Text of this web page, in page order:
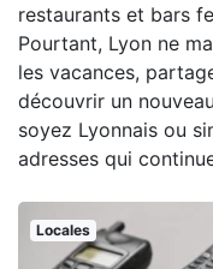
restaurants et bars
Pourtant, Lyon ne
les vacances,
découvrir un
soyez Lyonnais ou
adresses qui
Locales